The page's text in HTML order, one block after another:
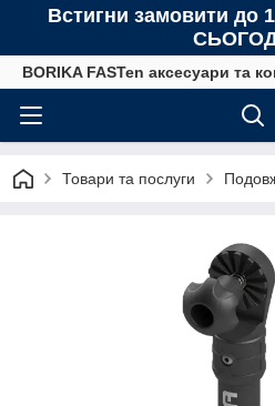
Встигни замовити до
BORIKA FASTen аксесуари та
Товари та послуги